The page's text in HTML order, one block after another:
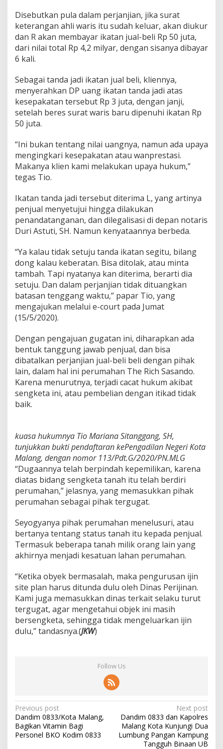
Disebutkan pula dalam perjanjian, jika surat
keterangan ahli waris itu sudah keluar, akan diukur
dan R akan membayar ikatan jual-beli Rp 50 juta,
dari nilai total Rp 4,2 milyar, dengan sisanya dibayar
6 kali.
Sebagai tanda jadi ikatan jual beli, kliennya,
menyerahkan DP uang ikatan tanda jadi atas
kesepakatan tersebut Rp 3 juta, dengan janji,
setelah beres surat waris baru dipenuhi ikatan Rp
50 juta.
“Ini bukan tentang nilai uangnya, namun ada upaya
mengingkari kesepakatan atau wanprestasi.
Makanya klien kami melakukan upaya hukum,”
tegas Tio.
Ikatan tanda jadi tersebut diterima L, yang artinya
penjual menyetujui hingga dilakukan
penandatanganan, dan dilegalisasi di depan notaris
Duri Astuti, SH. Namun kenyataannya berbeda.
“Ya kalau tidak setuju tanda ikatan segitu, bilang
dong kalau keberatan. Bisa ditolak, atau minta
tambah. Tapi nyatanya kan diterima, berarti dia
setuju. Dan dalam perjanjian tidak dituangkan
batasan tenggang waktu,” papar Tio, yang
mengajukan melalui e-court pada Jumat
(15/5/2020).
Dengan pengajuan gugatan ini, diharapkan ada
bentuk tanggung jawab penjual, dan bisa
dibatalkan perjanjian jual-beli beli dengan pihak
lain, dalam hal ini perumahan The Rich Sasando.
Karena menurutnya, terjadi cacat hukum akibat
sengketa ini, atau pembelian dengan itikad tidak
baik.
kuasa hukumnya Tio Mariana Sitanggang, SH,
tunjukkan bukti pendaftaran kePengadilan Negeri Kota
Malang, dengan nomor 113/Pdt.G/2020/PN.MLG
“Dugaannya telah berpindah kepemilikan, karena
diatas bidang sengketa tanah itu telah berdiri
perumahan,” jelasnya, yang memasukkan pihak
perumahan sebagai pihak tergugat.
Seyogyanya pihak perumahan menelusuri, atau
bertanya tentang status tanah itu kepada penjual.
Termasuk beberapa tanah milik orang lain yang
akhirnya menjadi kesatuan lahan perumahan.
“Ketika obyek bermasalah, maka pengurusan ijin
site plan harus ditunda dulu oleh Dinas Perijinan.
Kami juga memasukkan dinas terkait selaku turut
tergugat, agar mengetahui objek ini masih
bersengketa, sehingga tidak mengeluarkan ijin
dulu,” tandasnya.(JKW)
Follow Us
P
o
s
Previous post
Dandim 0833/Kota Malang,
Bagikan Vitamin Bagi
Personel BKO Kodim 0833
Next post
Dandim 0833 dan Kapolres
Malang Kota Kunjungi Dua
Lumbung Pangan Kampung
Tangguh Binaan UB